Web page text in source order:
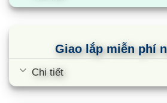
Giao lắp miễn phí
Chi tiết